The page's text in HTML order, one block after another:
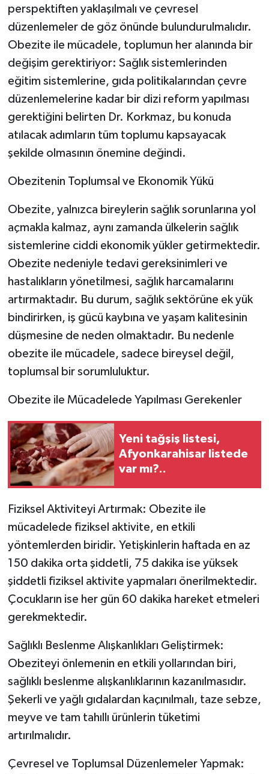
perspektiften yaklaşılmalı ve çevresel
düzenlemeler de göz önünde bulundurulmalıdır.
Obezite ile mücadele, toplumun her alanında bir
değişim gerektiriyor: Sağlık sistemlerinden
eğitim sistemlerine, gıda politikalarından çevre
düzenlemelerine kadar bir dizi reform yapılması
gerektiğini belirten Dr. Korkmaz, bu konuda
atılacak adımların tüm toplumu kapsayacak
şekilde olmasının önemine değindi.
Obezitenin Toplumsal ve Ekonomik Yükü
Obezite, yalnızca bireylerin sağlık sorunlarına yol
açmakla kalmaz, aynı zamanda ülkelerin sağlık
sistemlerine ciddi ekonomik yükler getirmektedir.
Obezite nedeniyle tedavi gereksinimleri ve
hastalıkların yönetilmesi, sağlık harcamalarını
artırmaktadır. Bu durum, sağlık sektörüne ek yük
bindirirken, iş gücü kaybına ve yaşam kalitesinin
düşmesine de neden olmaktadır. Bu nedenle
obezite ile mücadele, sadece bireysel değil,
toplumsal bir sorumluluktur.
Obezite ile Mücadelede Yapılması Gerekenler
Yeni tağşiş listesi,
Afyonkarahisar listede
var mı?..
Fiziksel Aktiviteyi Artırmak: Obezite ile
mücadelede fiziksel aktivite, en etkili
yöntemlerden biridir. Yetişkinlerin haftada en az
150 dakika orta şiddetli, 75 dakika ise yüksek
şiddetli fiziksel aktivite yapmaları önerilmektedir.
Çocukların ise her gün 60 dakika hareket etmeleri
gerekmektedir.
Sağlıklı Beslenme Alışkanlıkları Geliştirmek:
Obeziteyi önlemenin en etkili yollarından biri,
sağlıklı beslenme alışkanlıklarının kazanılmasıdır.
Şekerli ve yağlı gıdalardan kaçınılmalı, taze sebze,
meyve ve tam tahıllı ürünlerin tüketimi
artırılmalıdır.
Çevresel ve Toplumsal Düzenlemeler Yapmak: